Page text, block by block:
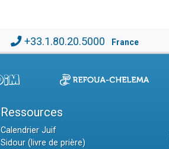
+33.1.80.20.5000 France
Ressources
Calendrier Juif
Sidour (livre de prière)